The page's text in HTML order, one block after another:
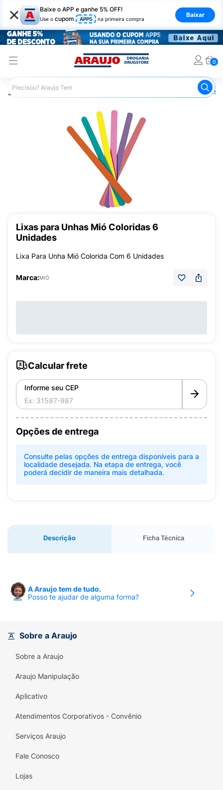
× Baixe o APP e ganhe 5% OFF!
Use o cupom APP5 na primeira compra
Baixar
0
Araujo Beleza e Cuidados Lixas
Lixas para Unhas Mió Coloridas 6
Unidades
Lixa Para Unha Mió Colorida Com 6 Unidades
Marca:MIÓ
Calcular frete
Informe seu CEP
Opções de entrega
Consulte pelas opções de entrega disponíveis para a
localidade desejada. Na etapa de entrega, você
poderá decidir de maneira mais detalhada.
Descrição Ficha Técnica
A Araujo tem de tudo.
Posso te ajudar de alguma forma?
Sobre a Araujo
Sobre a Araujo
Araujo Manipulação
Aplicativo
Atendimentos Corporativos - Convênio
Serviços Araujo
Fale Conosco
Lojas